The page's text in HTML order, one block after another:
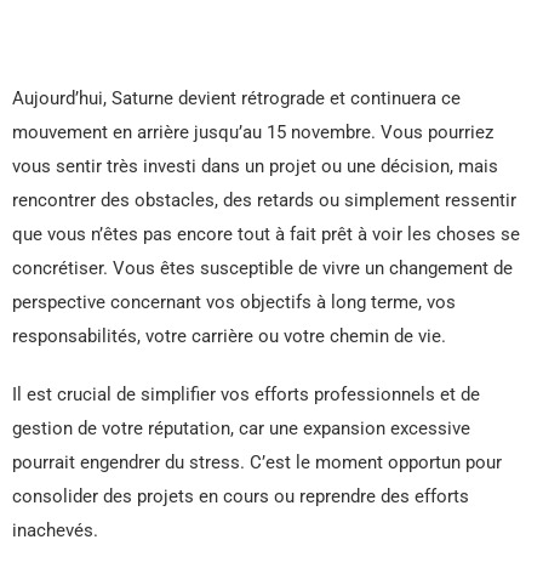
Aujourd’hui, Saturne devient rétrograde et continuera ce
mouvement en arrière jusqu’au 15 novembre. Vous pourriez
vous sentir très investi dans un projet ou une décision, mais
rencontrer des obstacles, des retards ou simplement ressentir
que vous n’êtes pas encore tout à fait prêt à voir les choses se
concrétiser. Vous êtes susceptible de vivre un changement de
perspective concernant vos objectifs à long terme, vos
responsabilités, votre carrière ou votre chemin de vie.
Il est crucial de simplifier vos efforts professionnels et de
gestion de votre réputation, car une expansion excessive
pourrait engendrer du stress. C’est le moment opportun pour
consolider des projets en cours ou reprendre des efforts
inachevés.